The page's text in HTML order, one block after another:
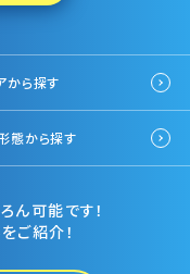
から探す
態から探す
ん可能です！
ご紹介！